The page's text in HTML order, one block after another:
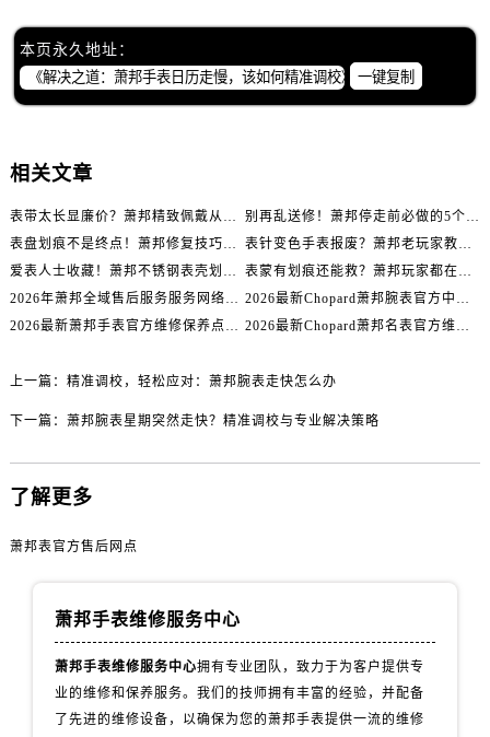
山西省临汾市尧都区解放路萧邦售后服务中心（需提前预约）
山西省吕梁市离石区永宁中路与建设街交叉口萧邦售后服务中心（需提前预约）
天津市和平区赤峰道136号天津国际金融中心26层2603室萧邦售后服务中心（需提前预约）
本页永久地址：
一键复制
相关文章
表带太长显廉价？萧邦精致佩戴从调整开始！
别再乱送修！萧邦停走前必做的5个自检步骤
表盘划痕不是终点！萧邦修复技巧助你重拾自信
表针变色手表报废？萧邦老玩家教你正确应对
爱表人士收藏！萧邦不锈钢表壳划痕修复指南
表蒙有划痕还能救？萧邦玩家都在用的修复方法
2026年萧邦全域售后服务服务网络迭代升级公告（最新电话及地址）
2026最新Chopard萧邦腕表官方中心网点地址实地探访报告
2026最新萧邦手表官方维修保养点地址考察报告
2026最新Chopard萧邦名表官方维修服务点地址调研报告
上一篇： 精准调校，轻松应对：萧邦腕表走快怎么办
下一篇： 萧邦腕表星期突然走快？精准调校与专业解决策略
了解更多
萧邦表官方售后网点
萧邦手表维修服务中心
萧邦手表维修服务中心拥有专业团队，致力于为客户提供专
业的维修和保养服务。我们的技师拥有丰富的经验，并配备
了先进的维修设备，以确保为您的萧邦手表提供一流的维修